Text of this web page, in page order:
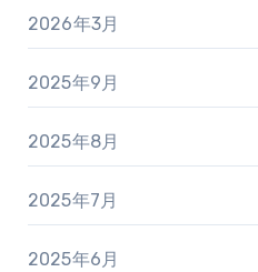
2026年3月
2025年9月
2025年8月
2025年7月
2025年6月